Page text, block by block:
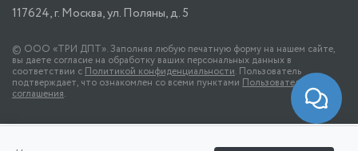
117624, г. Москва, ул. Поляны, д. 5
© ООО «ТРИ ДПТ». Заполняя любую печатную форму на нашем сайте,
вы даете согласие на обработку ваших персональных данных в
соответствии с Политикой конфиденциальности. Пользователь
подтверждает, что ознакомлен со всеми пунктами Пользовательского
соглашения.